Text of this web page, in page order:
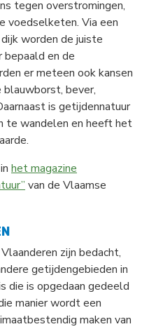
tegen overstromingen,
voedselketen. Via een
worden de juiste
en de
er meteen ook kansen
blauwborst, bever,
is getijdennatuur
te wandelen en heeft het
het magazine
van de Vlaamse
zijn bedacht,
getijdengebieden in
die is opgedaan gedeeld
manier wordt een
maken van